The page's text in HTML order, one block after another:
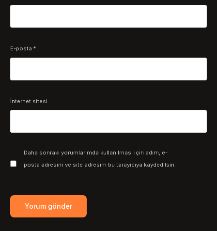
E-posta*
İnternet sitesi
Daha sonraki yorumlarımda kullanılması için adım, e-
posta adresim ve site adresim bu tarayıcıya kaydedilsin.